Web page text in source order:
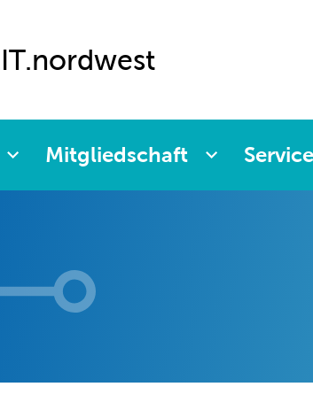
Mitgliedschaft Service